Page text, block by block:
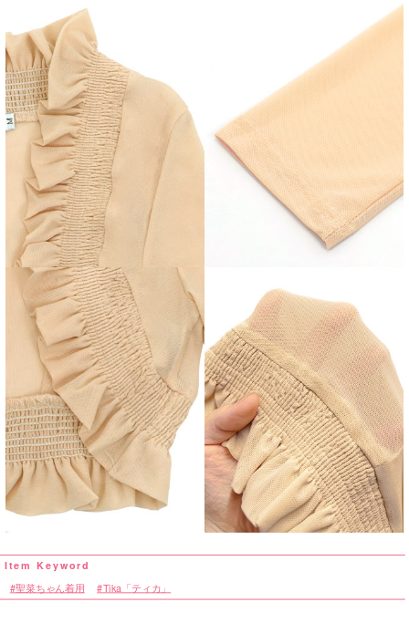
聖菜ちゃん着用 Tika「ティカ」